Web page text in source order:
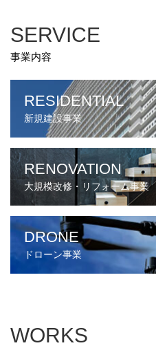
SERVICE
新規建設事業
大規模改修・リフォーム事業
ドローン事業
WORKS